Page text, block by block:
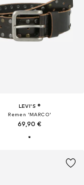
LEVI'S ®
Remen 'MARCO'
69,90 €